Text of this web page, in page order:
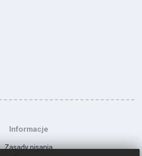
Informacje
Zasady pisania